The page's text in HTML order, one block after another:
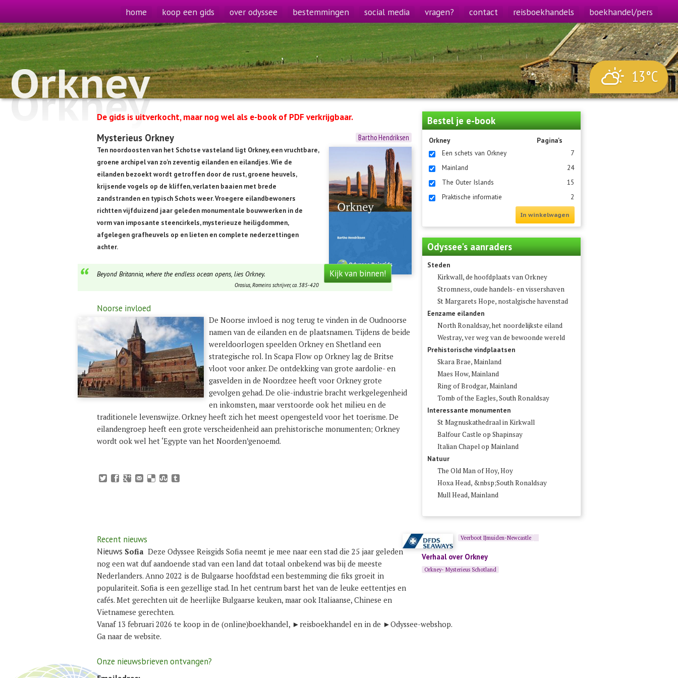
home koop een gids over odyssee bestemmingen social media vragen? contact reisboekhandels boekhandel/pers
Orkney
Orkney 13°C
Bestel je e-book
Orkney
Pagina's
Een schets van Orkney
7
Mainland
24
The Outer Islands
15
Praktische informatie
2
In winkelwagen
Odyssee's aanraders
Steden
Kirkwall, de hoofdplaats van Orkney
Stromness, oude handels- en vissershaven
St Margarets Hope, nostalgische havenstad
Eenzame eilanden
North Ronaldsay, het noordelijkste eiland
Westray, ver weg van de bewoonde wereld
Prehistorische vindplaatsen
Skara Brae, Mainland
Maes How, Mainland
Ring of Brodgar, Mainland
Tomb of the Eagles, South Ronaldsay
Interessante monumenten
St Magnuskathedraal in Kirkwall
Balfour Castle op Shapinsay
Italian Chapel op Mainland
Natuur
The Old Man of Hoy, Hoy
Hoxa Head, &nbsp;South Ronaldsay
Mull Head, Mainland
Veerboot IJmuiden-Newcastle
Verhaal over Orkney
Orkney- Mysterieus Schotland
De gids is uitverkocht, maar nog wel als e-book of PDF verkrijgbaar.
Bartho Hendriksen
Kijk van binnen!
Mysterieus Orkney
Ten noordoosten van het Schotse vasteland ligt Orkney, een vruchtbare,
groene archipel van zo’n zeventig eilanden en eilandjes. Wie de
eilanden bezoekt wordt getroffen door de rust, groene heuvels,
krijsende vogels op de kliffen, verlaten baaien met brede
zandstranden en typisch Schots weer. Vroegere eilandbewoners
richtten vijfduizend jaar geleden monumentale bouwwerken in de
vorm van imposante steencirkels, mysterieuze heiligdommen,
afgelegen grafheuvels op en lieten en complete nederzettingen
achter.
Beyond Britannia, where the endless ocean opens, lies Orkney.
Orosius, Romeins schrijver, ca. 385-420
Noorse invloed
De Noorse invloed is nog terug te vinden in de Oudnoorse
namen van de eilanden en de plaatsnamen. Tijdens de beide
wereldoorlogen speelden Orkney en Shetland een
strategische rol. In Scapa Flow op Orkney lag de Britse
vloot voor anker. De ontdekking van grote aardolie- en
gasvelden in de Noordzee heeft voor Orkney grote
gevolgen gehad. De olie-industrie bracht werkgelegenheid
en inkomsten, maar verstoorde ook het milieu en de
traditionele levenswijze. Orkney heeft zich het meest opengesteld voor het toerisme. De
eilandengroep heeft een grote verscheidenheid aan prehistorische monumenten; Orkney
wordt ook wel het ‘Egypte van het Noorden’genoemd.
Recent nieuws
Nieuws Sofia Deze Odyssee Reisgids Sofia neemt je mee naar een stad die 25 jaar geleden
nog een wat duf aandoende stad van een land dat totaal onbekend was bij de meeste
Nederlanders. Anno 2022 is de Bulgaarse hoofdstad een bestemming die fiks groeit in
populariteit. Sofia is een gezellige stad. In het centrum barst het van de leuke eettentjes en
cafés. Met gerechten uit de heerlijke Bulgaarse keuken, maar ook Italiaanse, Chinese en
Vietnamese gerechten.
Vanaf 13 februari 2026 te koop in de (online)boekhandel, ►reisboekhandel en in de ►Odyssee-webshop.
Ga naar de website.
Onze nieuwsbrieven ontvangen?